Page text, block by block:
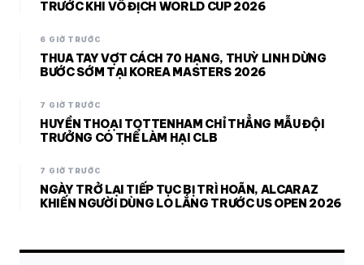
TRƯỚC KHI VÔ ĐỊCH WORLD CUP 2026
6 GIỜ TRƯỚC
THUA TAY VỢT CÁCH 70 HẠNG, THUỲ LINH DỪNG
BƯỚC SỚM TẠI KOREA MASTERS 2026
7 GIỜ TRƯỚC
HUYỀN THOẠI TOTTENHAM CHỈ THẲNG MẪU ĐỘI
TRƯỞNG CÓ THỂ LÀM HẠI CLB
7 GIỜ TRƯỚC
NGÀY TRỞ LẠI TIẾP TỤC BỊ TRÌ HOÃN, ALCARAZ
KHIẾN NGƯỜI DÙNG LO LẮNG TRƯỚC US OPEN 2026